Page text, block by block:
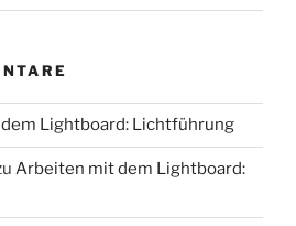
Lightboard: Lichtführung
Arbeiten mit dem Lightboard: